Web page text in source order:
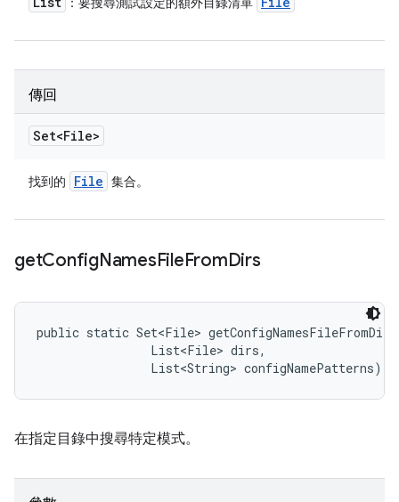
傳回
Set<File>
找到的 File 集合。
getConfigNamesFileFromDirs
public static Set<File>
                List<File> dirs,
                List<String> configNamePatterns)
在指定目錄中搜尋特定模式。